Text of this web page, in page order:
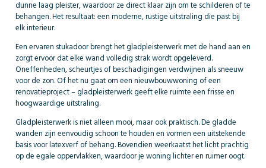
dunne laag pleister, waardoor ze direct klaar zijn om te schilderen of te
behangen. Het resultaat: een moderne, rustige uitstraling die past bij
elk interieur.
Een ervaren stukadoor brengt het gladpleisterwerk met de hand aan en
zorgt ervoor dat elke wand volledig strak wordt opgeleverd.
Oneffenheden, scheurtjes of beschadigingen verdwijnen als sneeuw
voor de zon. Of het nu gaat om een nieuwbouwwoning of een
renovatieproject – gladpleisterwerk geeft elke ruimte een frisse en
hoogwaardige uitstraling.
Gladpleisterwerk is niet alleen mooi, maar ook praktisch. De gladde
wanden zijn eenvoudig schoon te houden en vormen een uitstekende
basis voor latexverf of behang. Bovendien weerkaatst het licht prachtig
op de egale oppervlakken, waardoor je woning lichter en ruimer oogt.